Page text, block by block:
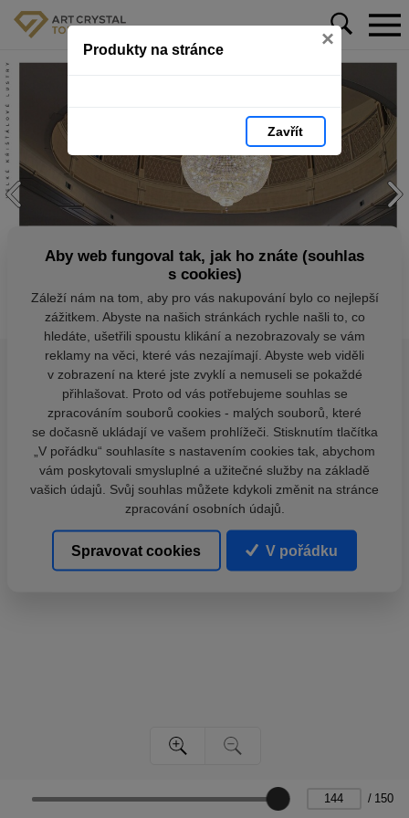
Produkty na stránce ×
Zavřít
/ 150
Aby web fungoval tak, jak ho znáte (souhlas
s cookies)
Záleží nám na tom, aby pro vás nakupování bylo co nejlepší
zážitkem. Abyste na našich stránkách rychle našli to, co
hledáte, ušetřili spoustu klikání a nezobrazovaly se vám
reklamy na věci, které vás nezajímají. Abyste web viděli
v zobrazení na které jste zvyklí a nemuseli se pokaždé
přihlašovat. Proto od vás potřebujeme souhlas se
zpracováním souborů cookies - malých souborů, které
se dočasně ukládají ve vašem prohlížeči. Stisknutím tlačítka
„V pořádku“ souhlasíte s nastavením cookies tak, abychom
vám poskytovali smysluplné a užitečné služby na základě
vašich údajů. Svůj souhlas můžete kdykoli změnit na stránce
zpracování osobních údajů.
Spravovat cookies V pořádku